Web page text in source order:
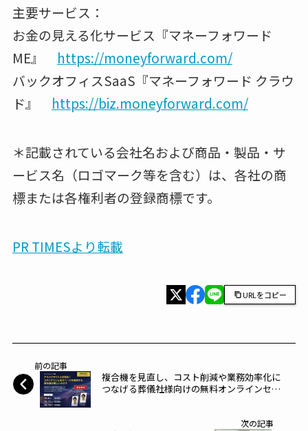
主要サービス：
お金の見える化サービス『マネーフォワード
ME』 https://moneyforward.com/
バックオフィスSaaS『マネーフォワード クラウ
ド』 https://biz.moneyforward.com/
＊記載されている会社名および商品・製品・サ
ービス名（ロゴマーク等を含む）は、各社の商
標または各権利者の登録商標です。
PR TIMESより転載
URLをコピー
前の記事
複合機を見直し、コスト削減や業務効率化に
つなげる葬儀社様向けの無料オンラインセミ
次の記事